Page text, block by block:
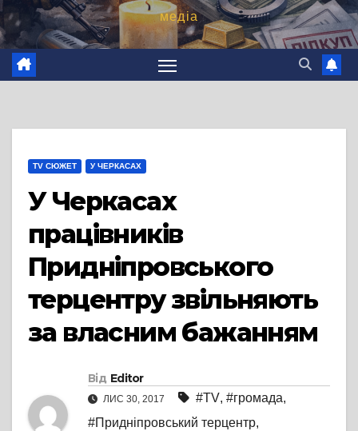
медіа
TV СЮЖЕТ У ЧЕРКАСАХ
У Черкасах
працівників
Придніпровського
терцентру звільняють
за власним бажанням
Від Editor
ЛИС 30, 2017 #TV, #громада,
#Придніпровський терцентр,